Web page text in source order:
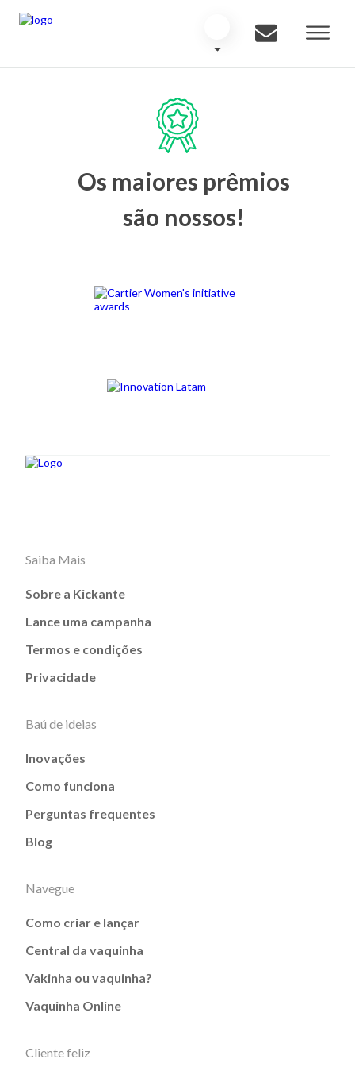
Os maiores prêmios
são nossos!
Saiba Mais
Sobre a Kickante
Lance uma campanha
Termos e condições
Privacidade
Baú de ideias
Inovações
Como funciona
Perguntas frequentes
Blog
Navegue
Como criar e lançar
Central da vaquinha
Vakinha ou vaquinha?
Vaquinha Online
Cliente feliz